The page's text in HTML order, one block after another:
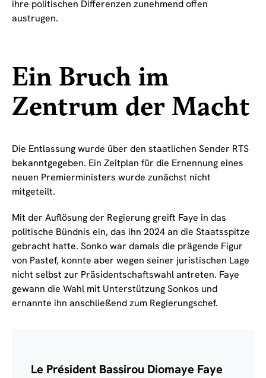
ihre politischen Differenzen zunehmend offen
austrugen.
Ein Bruch im
Zentrum der Macht
Die Entlassung wurde über den staatlichen Sender RTS
bekanntgegeben. Ein Zeitplan für die Ernennung eines
neuen Premierministers wurde zunächst nicht
mitgeteilt.
Mit der Auflösung der Regierung greift Faye in das
politische Bündnis ein, das ihn 2024 an die Staatsspitze
gebracht hatte. Sonko war damals die prägende Figur
von Pastef, konnte aber wegen seiner juristischen Lage
nicht selbst zur Präsidentschaftswahl antreten. Faye
gewann die Wahl mit Unterstützung Sonkos und
ernannte ihn anschließend zum Regierungschef.
Le Président Bassirou Diomaye Faye